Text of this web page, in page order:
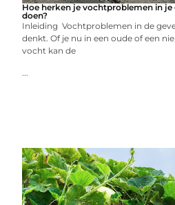
Hoe herken je vochtproblemen in je
doen?
Inleiding Vochtproblemen in de
denkt. Of je nu in een oude of een
vocht kan de
...